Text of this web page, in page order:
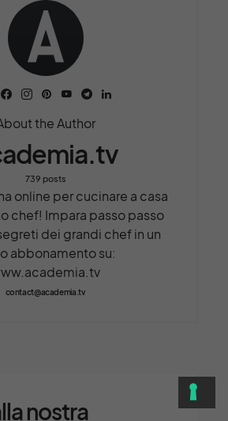
the Author
739 posts
online per cucinare a casa
chef! Impara passo passo
dei grandi chef in un
abbonamento su:
contact@academia.tv
nostra